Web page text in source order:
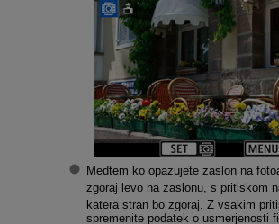
Medtem ko opazujete zaslon na
zgoraj levo na zaslonu, s pritiskom
katera stran bo zgoraj. Z vsakim
spremenite podatek o usmerjenosti